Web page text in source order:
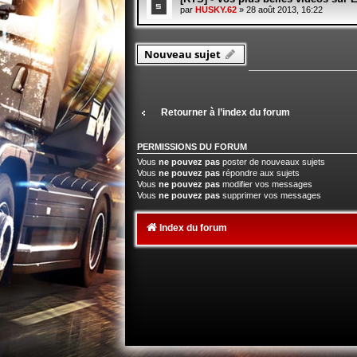
par HUSKY.62 » 28 août 2013, 16:22
Nouveau sujet
Retourner à l’index du forum
PERMISSIONS DU FORUM
Vous ne pouvez pas poster de nouveaux sujets
Vous ne pouvez pas répondre aux sujets
Vous ne pouvez pas modifier vos messages
Vous ne pouvez pas supprimer vos messages
Index du forum